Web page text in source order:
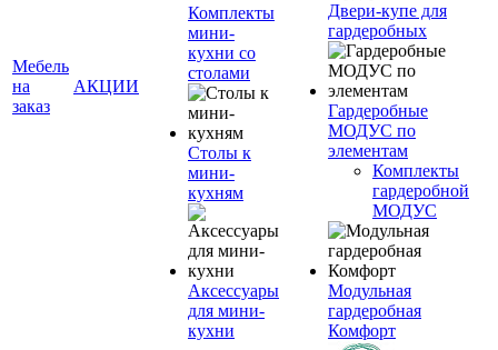
Мебель
на
заказ
АКЦИИ
Комплекты
мини-
кухни со
столами
Столы к
мини-
кухням
Аксессуары
для мини-
кухни
Двери-купе для
гардеробных
Гардеробные
МОДУС по
элементам
Комплекты
гардеробной
МОДУС
Модульная
гардеробная
Комфорт